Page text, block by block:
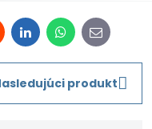
LinkedInWhatsApp
E-
mail
produkt